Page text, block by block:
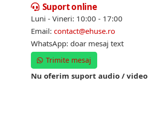
Suport online
Luni - Vineri: 10:00 - 17:00
Email: contact@ehuse.ro
WhatsApp: doar mesaj text
Trimite mesaj
Nu oferim suport audio / video